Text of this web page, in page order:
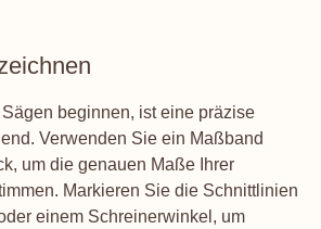
beginnen, ist eine präzise
Verwenden Sie ein Maßband
um die genauen Maße Ihrer
Markieren Sie die Schnittlinien
einem Schreinerwinkel, um